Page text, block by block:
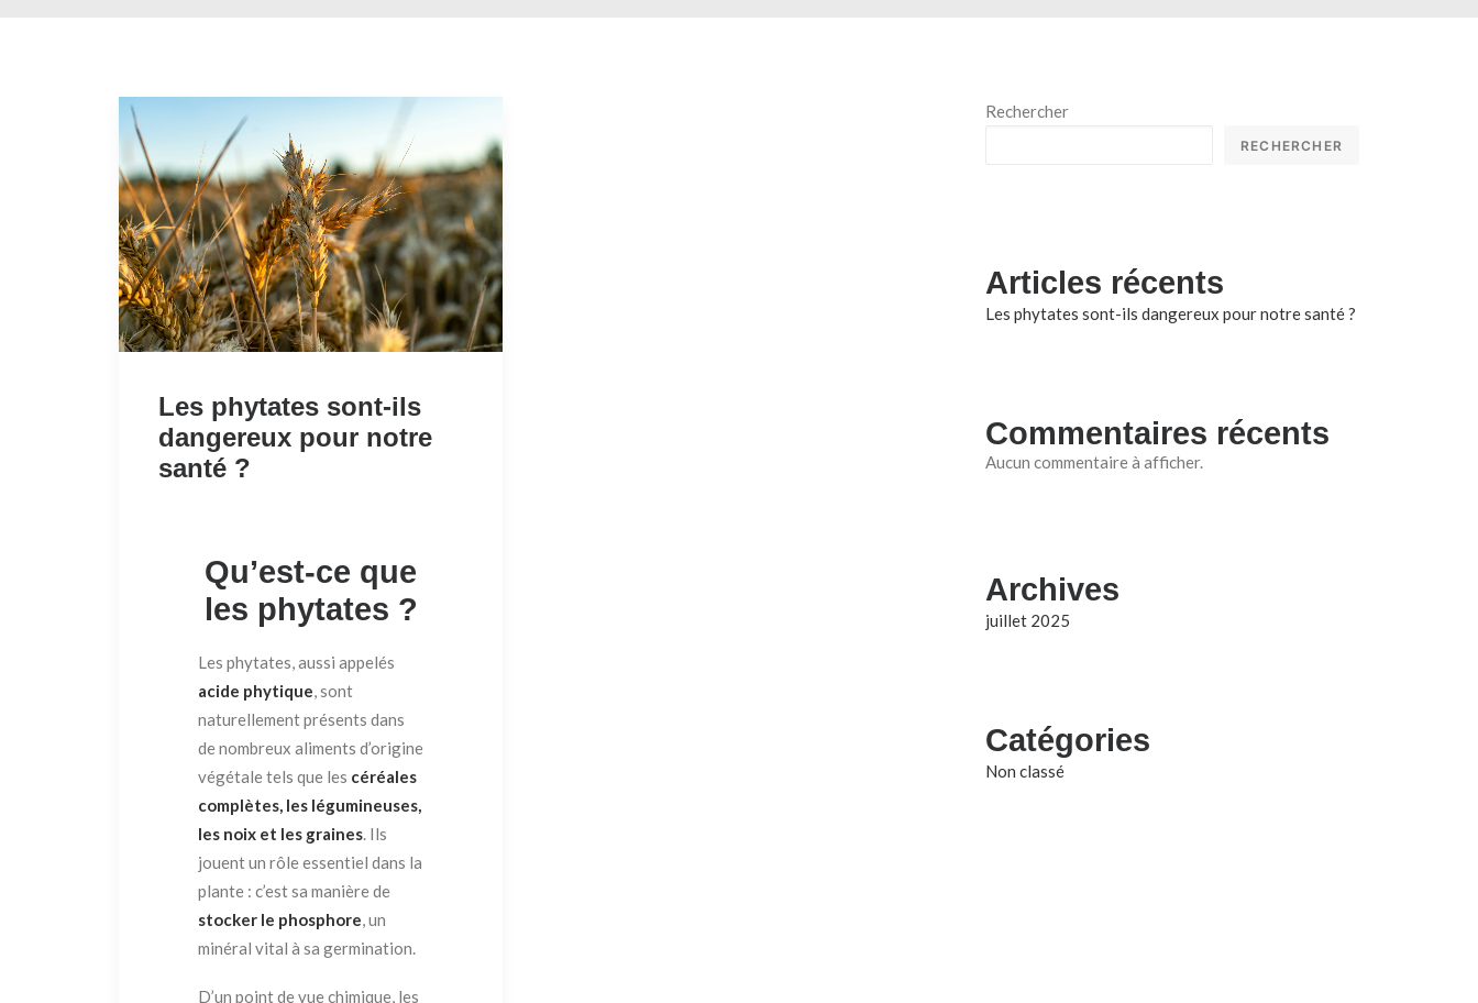
Les phytates sont-ils
dangereux pour notre
santé ?
Qu’est-ce que
les phytates ?
Les phytates, aussi appelés
acide phytique, sont
naturellement présents dans
de nombreux aliments d’origine
végétale tels que les céréales
complètes, les légumineuses,
les noix et les graines. Ils
jouent un rôle essentiel dans la
plante : c’est sa manière de
stocker le phosphore, un
minéral vital à sa germination.
D’un point de vue chimique, les
Rechercher
RECHERCHER
Articles récents
Les phytates sont-ils dangereux pour notre santé ?
Commentaires récents
Aucun commentaire à afficher.
Archives
juillet 2025
Catégories
Non classé